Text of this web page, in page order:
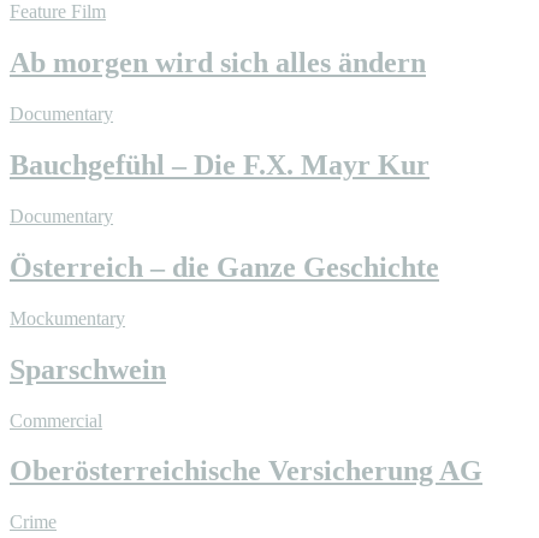
Feature Film
Ab morgen wird sich alles ändern
Documentary
Bauchgefühl – Die F.X. Mayr Kur
Documentary
Österreich – die Ganze Geschichte
Mockumentary
Sparschwein
Commercial
Oberösterreichische Versicherung AG
Crime